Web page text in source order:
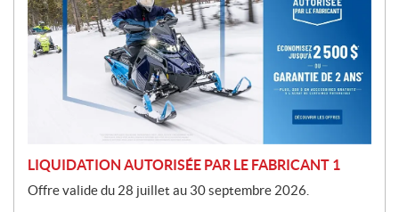
m
o
t
LIQUIDATION AUTORISÉE PAR LE FABRICANT 1
Offre valide du 28 juillet au 30 septembre 2026.